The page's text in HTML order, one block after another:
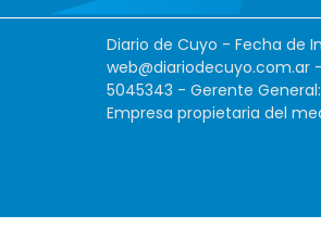
Diario de Cuyo - Fecha de
web@diariodecuyo.com.ar
5045343 - Gerente
Empresa propietaria del